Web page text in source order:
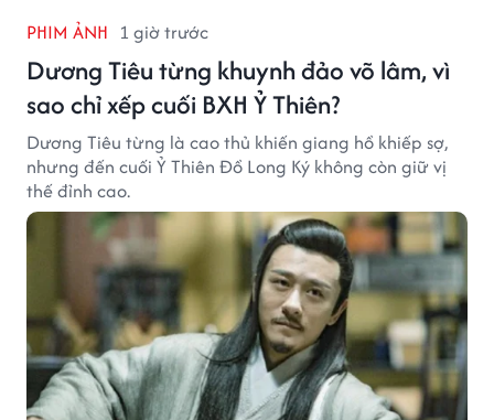
PHIM ẢNH 1 giờ trước
Dương Tiêu từng khuynh đảo võ lâm, vì
sao chỉ xếp cuối BXH Ỷ Thiên?
Dương Tiêu từng là cao thủ khiến giang hồ khiếp sợ,
nhưng đến cuối Ỷ Thiên Đồ Long Ký không còn giữ vị
thế đỉnh cao.